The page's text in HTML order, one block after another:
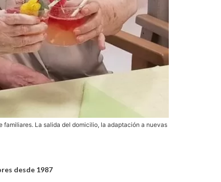
La salida del domicilio, la adaptación a nuevas
desde 1987